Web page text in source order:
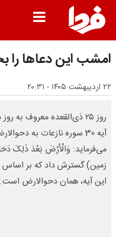
امشب این دعاها را
۲۲ اردیبهشت ۱۴۰۵ - ۲۰:۳۱
روز ۲۵ ذی‌القعده معروف
آیه 30 سوره نازعات به
می‌فرماید: وَالْأَرْضَ بَعْدَ ذَلِکَ
زمین) گسترش داد که بر اساس
این آیه، همان دحوالارض است.